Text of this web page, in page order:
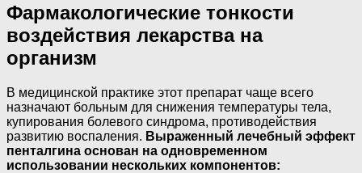
Фармакологические тонкости
воздействия лекарства на
организм
В медицинской практике этот препарат чаще всего
назначают больным для снижения температуры тела,
купирования болевого синдрома, противодействия
развитию воспаления. Выраженный лечебный эффект
пенталгина основан на одновременном
использовании нескольких компонентов: